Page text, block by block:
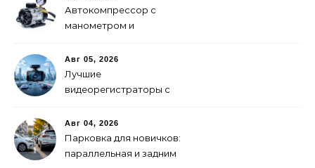
Автокомпрессор с
манометром и
выбрать
Авг 05, 2026
Лучшие
видеорегистраторы с
2026 года
Авг 04, 2026
Парковка для новичков:
параллельная и задним